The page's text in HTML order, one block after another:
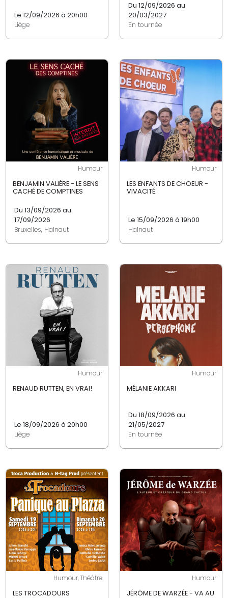
Le 12/09/2026 à 20h00
Liège
Du 12/09/2026 au
20/03/2027
En tournée
Humour
BENJAMIN VALIÈRE - LE SENS
CACHÉ DE COMPTINES
Du 13/09/2026 au
17/09/2026
Bruxelles, Hainaut
Humour
LES ENFANTS DE CHOEUR -
VIVACITÉ
Le 15/09/2026 à 19h00
Hainaut
Humour
RENAUD RUTTEN, EN VRAI!
Le 18/09/2026 à 20h00
Liège
Humour
MÉLANIE AKKARI
Du 18/09/2026 au
21/05/2027
En tournée
Humour, Théâtre
LES TROCADOURS
Humour
JÉRÔME DE WARZÉE - VA AU